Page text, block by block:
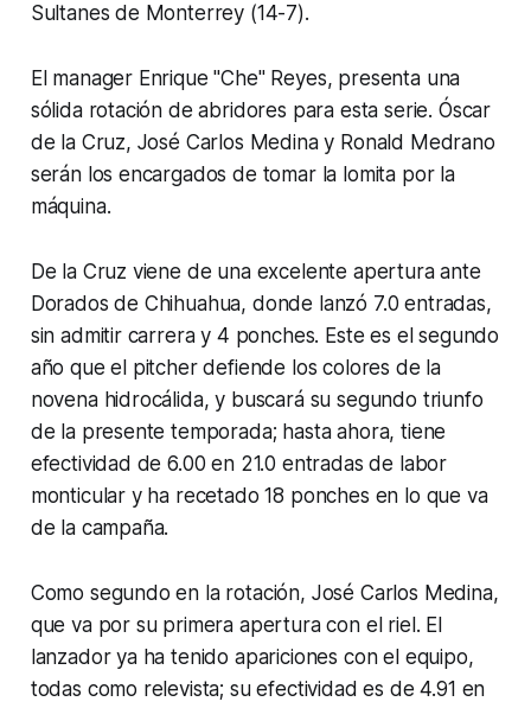
Sultanes de Monterrey (14-7).
El manager Enrique "Che" Reyes, presenta una
sólida rotación de abridores para esta serie. Óscar
de la Cruz, José Carlos Medina y Ronald Medrano
serán los encargados de tomar la lomita por la
máquina.
De la Cruz viene de una excelente apertura ante
Dorados de Chihuahua, donde lanzó 7.0 entradas,
sin admitir carrera y 4 ponches. Este es el segundo
año que el pitcher defiende los colores de la
novena hidrocálida, y buscará su segundo triunfo
de la presente temporada; hasta ahora, tiene
efectividad de 6.00 en 21.0 entradas de labor
monticular y ha recetado 18 ponches en lo que va
de la campaña.
Como segundo en la rotación, José Carlos Medina,
que va por su primera apertura con el riel. El
lanzador ya ha tenido apariciones con el equipo,
todas como relevista; su efectividad es de 4.91 en